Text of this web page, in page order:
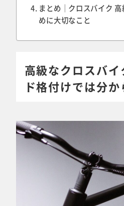
まとめ｜クロスバイク
めに大切なこと
高級なクロスバ
ド格付けでは分か